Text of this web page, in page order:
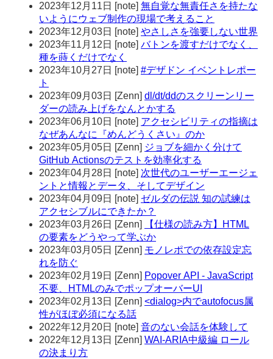
2023年12月11日 [note] 無自覚な無責任さを持たな
いようにウェブ制作の現場で考えること
2023年12月03日 [note] やさしさを強要しない世界
2023年11月12日 [note] バトンを渡すだけでなく、
種を蒔くだけでなく
2023年10月27日 [note] #デザドン イベントレポー
ト
2023年09月03日 [Zenn] dl/dt/ddのスクリーンリー
ダーの読み上げをなんとかする
2023年06月10日 [note] アクセシビリティの指摘は
なぜあんなに『めんどうくさい』のか
2023年05月05日 [Zenn] ジョブを細かく分けて
GitHub Actionsのテストを効率化する
2023年04月28日 [note] 次世代のユーザーエージェ
ントと情報とデータ、そしてデザイン
2023年04月09日 [note] ゼルダの伝説 知の試練は
アクセシブルにできたか？
2023年03月26日 [Zenn]
【仕様の読み方】HTML
の要素をどうやって学ぶか
2023年03月05日 [Zenn] モノレポでの依存設定忘
れを防ぐ
2023年02月19日 [Zenn] Popover API - JavaScript
不要、HTMLのみでポップオーバーUI
2023年02月13日 [Zenn] <dialog>内でautofocus属
性がほぼ必須になる話
2022年12月20日 [note] 音のない会話を体験して
2022年12月13日 [Zenn] WAI-ARIA中級編 ロール
の決まり方